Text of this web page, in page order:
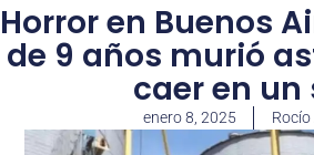
Horror en Buenos
de 9 años murió
caer en un
enero 8, 2025